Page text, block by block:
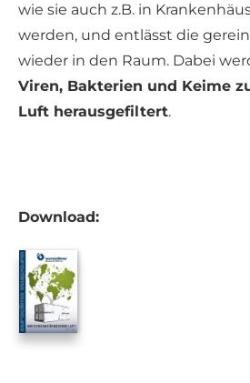
wie sie auch z.B. in
werden, und entlässt die
wieder in den Raum. Dabei
Viren, Bakterien und Keime
Luft herausgefiltert.
Download: